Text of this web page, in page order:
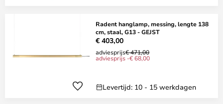
Radent hanglamp, messing, lengte 138
cm, staal, G13 - GEJST
€ 403,00
adviesprijs€ 471,00
adviesprijs -€ 68,00
Levertijd: 10 - 15 werkdagen